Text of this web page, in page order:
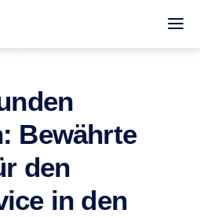
Bewährte
den
in den